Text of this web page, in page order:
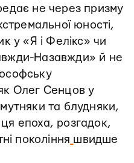
не через призму
юності,
у «Я і Фелікс» чи
Назавжди» й не
Олег Сенцов у
та блудняки,
епоха, розгадок,
покоління швидше